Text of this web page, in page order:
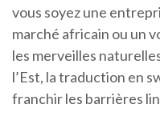
vous soyez une
marché africain ou un
les merveilles
l’Est, la traduction en
franchir les barrières